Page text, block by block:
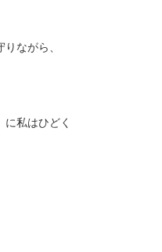
ながら、
に私はひどく